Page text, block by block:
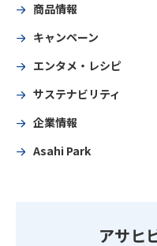
商品情報
キャンペーン
エンタメ・レシピ
サステナビリティ
企業情報
Asahi Park
アサヒ